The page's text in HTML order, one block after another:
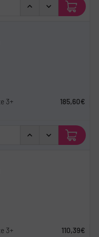
185,60€
110,39€